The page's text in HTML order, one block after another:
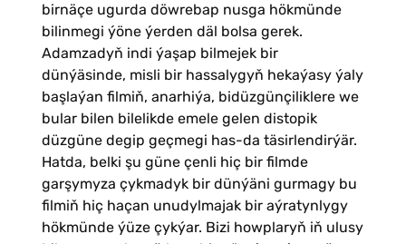
birnäçe ugurda döwrebap nusga hökmünde
bilinmegi ýöne ýerden däl bolsa gerek.
Adamzadyň indi ýaşap bilmejek bir
dünýäsinde, misli bir hassalygyň hekaýasy ýaly
başlaýan filmiň, anarhiýa, bidüzgünçiliklere we
bular bilen bilelikde emele gelen distopik
düzgüne degip geçmegi has-da täsirlendirýär.
Hatda, belki şu güne çenli hiç bir filmde
garşymyza çykmadyk bir dünýäni gurmagy bu
filmiň hiç haçan unudylmajak bir aýratynlygy
hökmünde ýüze çykýar. Bizi howplaryň iň ulusy